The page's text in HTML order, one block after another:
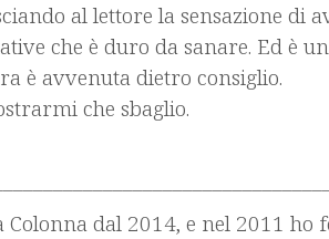
al lettore la sensazione di
che è duro da sanare. Ed è
è avvenuta dietro consiglio.
che sbaglio.
dal 2014, e nel 2011 ho